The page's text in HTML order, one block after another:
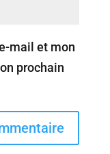
mail et mon
prochain